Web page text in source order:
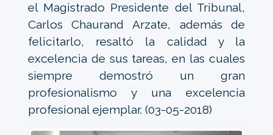
el Magistrado Presidente del Tribunal,
Carlos Chaurand Arzate, además de
felicitarlo, resaltó la calidad y la
excelencia de sus tareas, en las cuales
siempre demostró un gran
profesionalismo y una excelencia
profesional ejemplar. (03-05-2018)